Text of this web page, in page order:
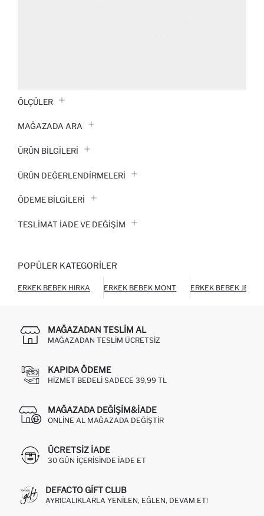
ÖLÇÜLER
MAĞAZADA ARA
ÜRÜN BILGILERI
ÜRÜN DEĞERLENDİRMELERİ
ÖDEME BİLGİLERİ
TESLIMAT İADE VE DEĞIŞIM
POPÜLER KATEGORILER
ERKEK BEBEK HIRKA ERKEK BEBEK MONT ERKEK BEBEK JEAN
MAĞAZADAN TESLIM AL
MAĞAZADAN TESLIM ÜCRETSIZ
KAPIDA ÖDEME
HIZMET BEDELI SADECE 39,99 TL
MAĞAZADA DEĞIŞIM&İADE
ONLINE AL MAĞAZADA DEĞIŞTIR
ÜCRETSIZ IADE
30 GÜN IÇERISINDE IADE ET
DEFACTO GIFT CLUB
AYRICALIKLARLA YENILEN, EĞLEN, DEVAM ET!